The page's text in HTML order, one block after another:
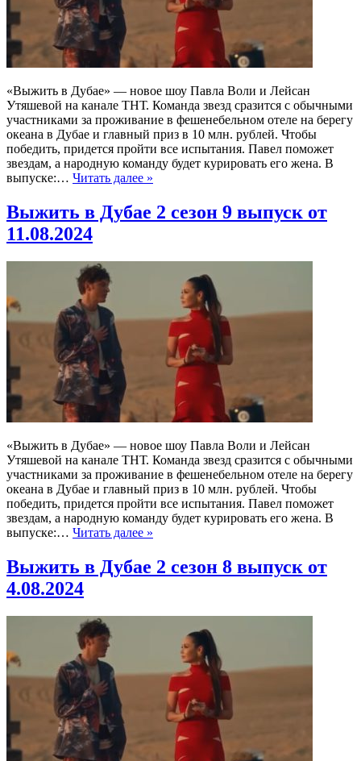
«Выжить в Дубае» — новое шоу Павла Воли и Лейсан
Утяшевой на канале ТНТ. Команда звезд сразится с обычными
участниками за проживание в фешенебельном отеле на берегу
океана в Дубае и главный приз в 10 млн. рублей. Чтобы
победить, придется пройти все испытания. Павел поможет
звездам, а народную команду будет курировать его жена. В
выпуске:… Читать далее »
Выжить в Дубае 2 сезон 9 выпуск от
11.08.2024
«Выжить в Дубае» — новое шоу Павла Воли и Лейсан
Утяшевой на канале ТНТ. Команда звезд сразится с обычными
участниками за проживание в фешенебельном отеле на берегу
океана в Дубае и главный приз в 10 млн. рублей. Чтобы
победить, придется пройти все испытания. Павел поможет
звездам, а народную команду будет курировать его жена. В
выпуске:… Читать далее »
Выжить в Дубае 2 сезон 8 выпуск от
4.08.2024